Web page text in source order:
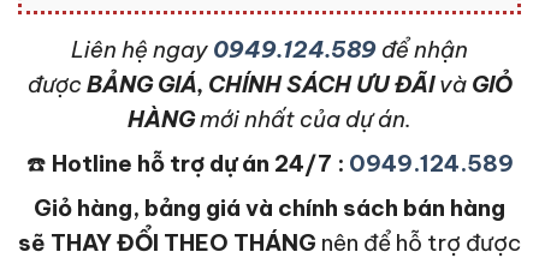
Liên hệ ngay 0949.124.589 để nhận
được BẢNG GIÁ, CHÍNH SÁCH ƯU ĐÃIvàGIỎ
HÀNGmới nhất của dự án.
☎️ Hotline hỗ trợ dự án 24/7 : 0949.124.589
Giỏ hàng, bảng giá và chính sách bán hàng
sẽ THAY ĐỔI THEO THÁNG nên để hỗ trợ được